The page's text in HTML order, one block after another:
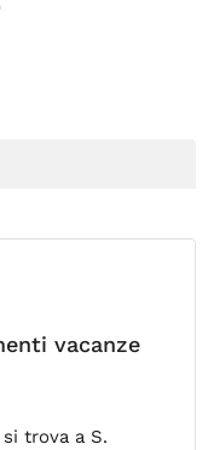
vacanze
trova a S.